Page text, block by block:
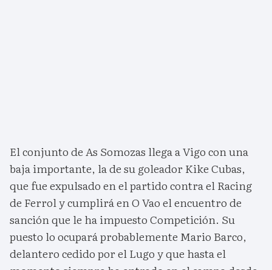
El conjunto de As Somozas llega a Vigo con una
baja importante, la de su goleador Kike Cubas,
que fue expulsado en el partido contra el Racing
de Ferrol y cumplirá en O Vao el encuentro de
sanción que le ha impuesto Competición. Su
puesto lo ocupará probablemente Mario Barco,
delantero cedido por el Lugo y que hasta el